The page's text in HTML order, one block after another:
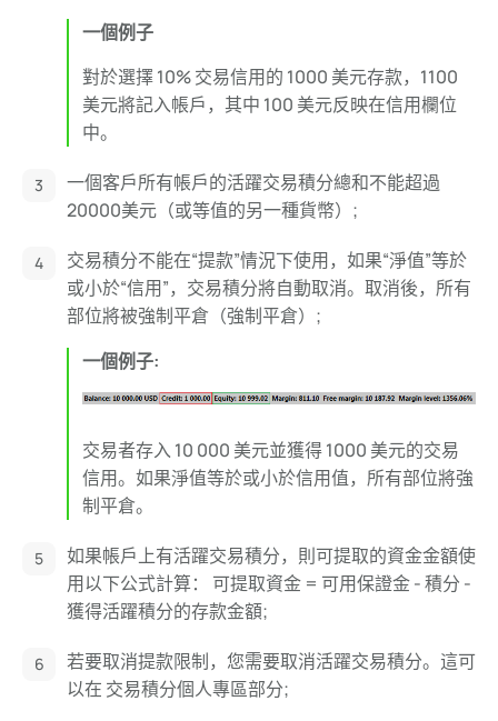
一個例子
對於選擇 10% 交易信用的 1000 美元存款，1100
美元將記入帳戶，其中 100 美元反映在信用欄位
中。
一個客戶所有帳戶的活躍交易積分總和不能超過
20000美元（或等值的另一種貨幣）;
交易積分不能在“提款”情況下使用，如果“淨值”等於
或小於“信用”，交易積分將自動取消。取消後，所有
部位將被強制平倉（強制平倉）;
一個例子:
交易者存入 10 000 美元並獲得 1000 美元的交易
信用。如果淨值等於或小於信用值，所有部位將強
制平倉。
如果帳戶上有活躍交易積分，則可提取的資金金額使
用以下公式計算： 可提取資金 = 可用保證金 - 積分 -
獲得活躍積分的存款金額;
若要取消提款限制，您需要取消活躍交易積分。這可
以在 交易積分個人專區部分;